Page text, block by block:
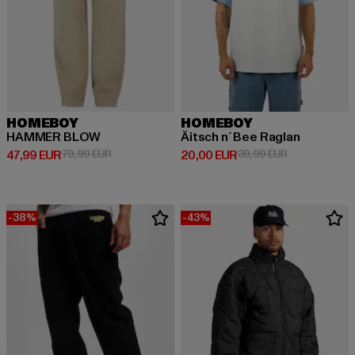
HOMEBOY
HAMMER BLOW
47,99 EUR
Ajankohtainen hinta: 47,99 EUR
79,99 EURKampanjahinta: 79,99 EUR
HOMEBOY
Äitsch n´ Bee Raglan
20,00 EUR
Ajankohtainen hinta: 20,00 EUR
39,99 EUR
-38% -43%